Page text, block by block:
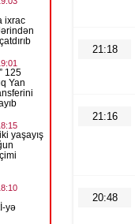
21:18
21:16
20:48